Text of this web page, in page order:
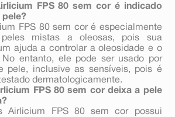
FPS 80 sem cor é indicado
pele?
FPS 80 sem cor é especialmente
peles mistas a oleosas, pois sua
ajuda a controlar a oleosidade e o
No entanto, ele pode ser usado por
pele, inclusive as sensíveis, pois é
dermatologicamente.
FPS 80 sem cor deixa a pele
Airlicium FPS 80 sem cor possui